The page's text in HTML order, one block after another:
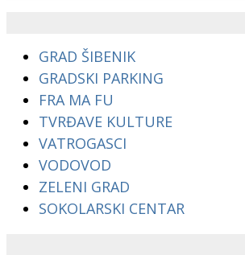
GRAD ŠIBENIK
GRADSKI PARKING
FRA MA FU
TVRĐAVE KULTURE
VATROGASCI
VODOVOD
ZELENI GRAD
SOKOLARSKI CENTAR